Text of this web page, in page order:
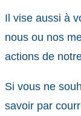
Il vise aussi à
nous ou nos
actions de
Si vous ne
savoir par